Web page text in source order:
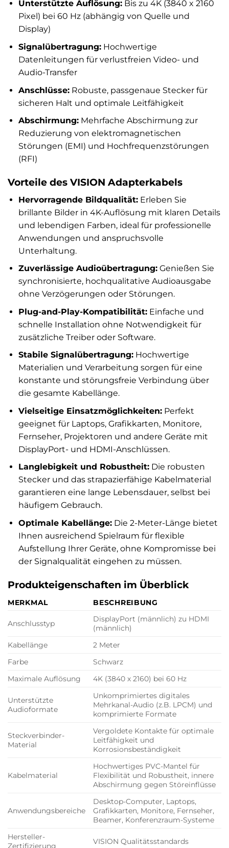
Unterstützte Auflösung:Bis zu 4K (3840 x 2160
Pixel) bei 60 Hz (abhängig von Quelle und
Display)
Signalübertragung:Hochwertige
Datenleitungen für verlustfreien Video- und
Audio-Transfer
Anschlüsse:Robuste, passgenaue Stecker für
sicheren Halt und optimale Leitfähigkeit
Abschirmung:Mehrfache Abschirmung zur
Reduzierung von elektromagnetischen
Störungen (EMI) und Hochfrequenzstörungen
(RFI)
Vorteile des VISION Adapterkabels
Hervorragende Bildqualität:Erleben Sie
brillante Bilder in 4K-Auflösung mit klaren Details
und lebendigen Farben, ideal für professionelle
Anwendungen und anspruchsvolle
Unterhaltung.
Zuverlässige Audioübertragung:Genießen Sie
synchronisierte, hochqualitative Audioausgabe
ohne Verzögerungen oder Störungen.
Plug-and-Play-Kompatibilität:Einfache und
schnelle Installation ohne Notwendigkeit für
zusätzliche Treiber oder Software.
Stabile Signalübertragung:Hochwertige
Materialien und Verarbeitung sorgen für eine
konstante und störungsfreie Verbindung über
die gesamte Kabellänge.
Vielseitige Einsatzmöglichkeiten:Perfekt
geeignet für Laptops, Grafikkarten, Monitore,
Fernseher, Projektoren und andere Geräte mit
DisplayPort- und HDMI-Anschlüssen.
Langlebigkeit und Robustheit:Die robusten
Stecker und das strapazierfähige Kabelmaterial
garantieren eine lange Lebensdauer, selbst bei
häufigem Gebrauch.
Optimale Kabellänge:Die 2-Meter-Länge bietet
Ihnen ausreichend Spielraum für flexible
Aufstellung Ihrer Geräte, ohne Kompromisse bei
der Signalqualität eingehen zu müssen.
Produkteigenschaften im Überblick
MERKMAL BESCHREIBUNG
Anschlusstyp
DisplayPort (männlich) zu HDMI
(männlich)
Kabellänge
2 Meter
Farbe
Schwarz
Maximale Auflösung
4K (3840 x 2160) bei 60 Hz
Unterstützte
Audioformate
Unkomprimiertes digitales
Mehrkanal-Audio (z.B. LPCM) und
komprimierte Formate
Steckverbinder-
Material
Vergoldete Kontakte für optimale
Leitfähigkeit und
Korrosionsbeständigkeit
Kabelmaterial
Hochwertiges PVC-Mantel für
Flexibilität und Robustheit, innere
Abschirmung gegen Störeinflüsse
Anwendungsbereiche
Desktop-Computer, Laptops,
Grafikkarten, Monitore, Fernseher,
Beamer, Konferenzraum-Systeme
Hersteller-
VISION Qualitätsstandards